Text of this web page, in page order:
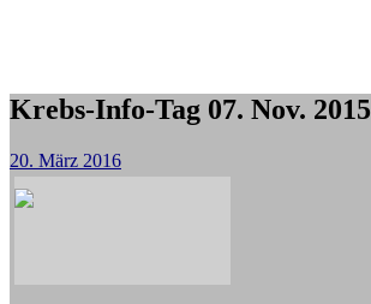
Krebs-Info-Tag 07. Nov. 2015
20. März 2016